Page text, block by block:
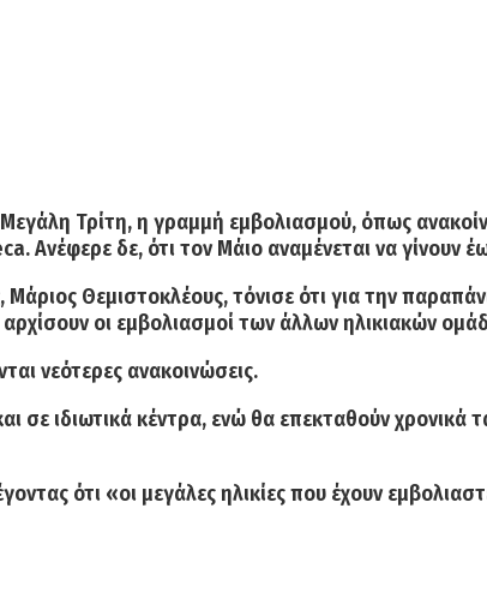
Μεγάλη Τρίτη, η γραμμή εμβολιασμού, όπως
. Ανέφερε δε, ότι τον Μάιο αναμένεται να γίνουν
Θεμιστοκλέους, τόνισε ότι για την
οι εμβολιασμοί των άλλων ηλικιακών
νεότερες ανακοινώσεις.
σε ιδιωτικά κέντρα, ενώ θα επεκταθούν χρονικά
ότι «οι μεγάλες ηλικίες που έχουν